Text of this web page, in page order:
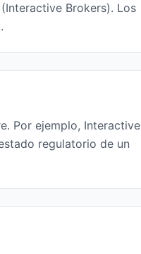
Brokers). Los
Por ejemplo, Interactive
regulatorio de un